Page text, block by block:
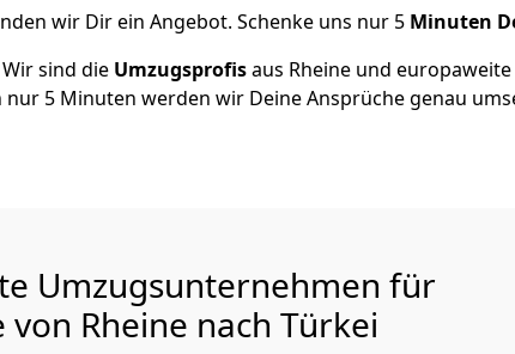
wir Dir ein Angebot. Schenke uns nur 5 Minuten
sind die Umzugsprofisaus Rheine und
nur 5 Minuten werden wir Deine Ansprüche genau
Umzugsunternehmen für
von Rheine nach Türkei